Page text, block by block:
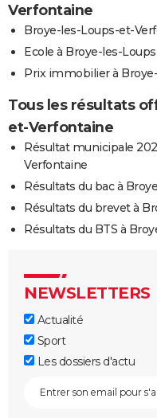
Verfontaine
Broye-les-Loups-et-
Ecole à Broye-les-
Prix immobilier à
Tous les résultats
et-Verfontaine
Résultat municipale
Verfontaine
Résultats du bac à
Résultats du brevet à
Résultats du BTS à
NEWSLETTERS
Actualité
Sport
Les dossiers d'actu